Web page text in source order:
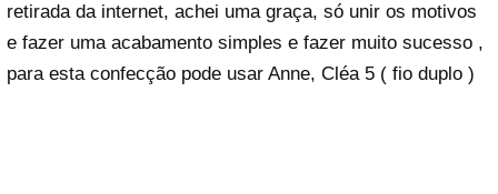
retirada da internet, achei uma graça, só unir os motivos
e fazer uma acabamento simples e fazer muito sucesso ,
para esta confecção pode usar Anne, Cléa 5 ( fio duplo )